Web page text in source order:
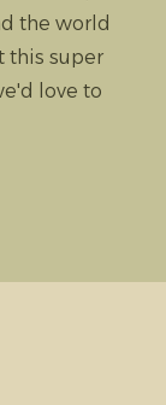
the world
this super
love to